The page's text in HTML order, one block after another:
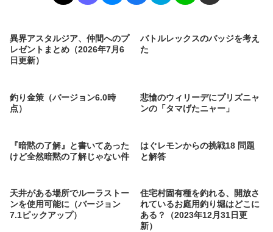
異界アスタルジア、仲間へのプ
レゼントまとめ（2026年7月6
日更新）
バトルレックスのバッジを考え
た
釣り金策（バージョン6.0時
点）
悲愴のウィリーデにプリズニャ
ンの「タマげたニャー」
『暗黙の了解』と書いてあった
けど全然暗黙の了解じゃない件
はぐレモンからの挑戦18 問題
と解答
天井がある場所でルーラストー
ンを使用可能に（バージョン
7.1ピックアップ）
住宅村固有種を釣れる、開放さ
れているお庭用釣り堀はどこに
ある？（2023年12月31日更
新）